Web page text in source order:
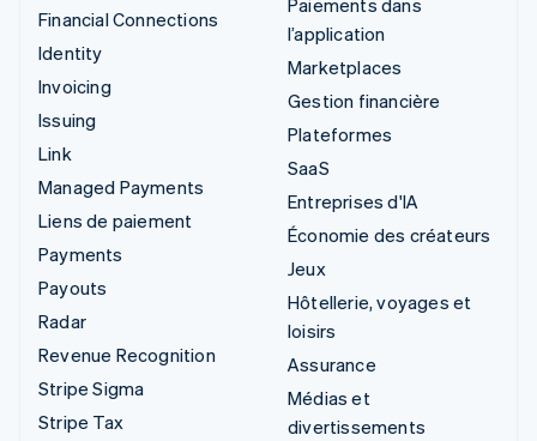
Financial Connections
Identity
Invoicing
Issuing
Link
Managed Payments
Liens de paiement
Payments
Payouts
Radar
Revenue Recognition
Stripe Sigma
Stripe Tax
Paiements dans
l’application
Marketplaces
Gestion financière
Plateformes
SaaS
Entreprises d'IA
Économie des créateurs
Jeux
Hôtellerie, voyages et
loisirs
Assurance
Médias et
divertissements